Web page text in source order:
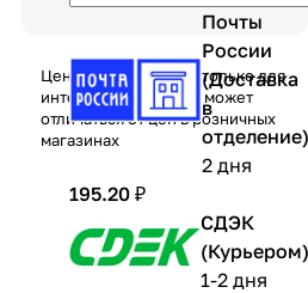
Почты
России
(Доставка
в
отделение)
2 дня
195.20 ₽
СДЭК
(Курьером)
1-2 дня
Цена действительна только для
интернет-магазина и может
отличаться от цен в розничных
магазинах